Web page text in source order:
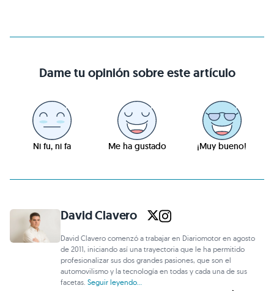
Dame tu opinión sobre este artículo
Ni fu, ni fa Me ha gustado ¡Muy bueno!
David Clavero
David Clavero comenzó a trabajar en Diariomotor en agosto
de 2011, iniciando así una trayectoria que le ha permitido
profesionalizar sus dos grandes pasiones, que son el
automovilismo y la tecnología en todas y cada una de sus
facetas.Seguir leyendo...